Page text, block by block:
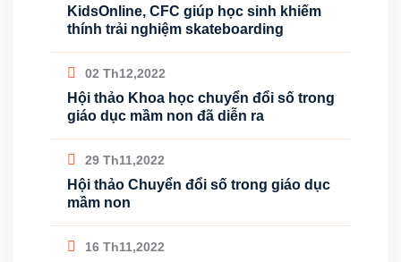
KidsOnline, CFC giúp học sinh khiếm
thính trải nghiệm skateboarding
02 Th12,2022
Hội thảo Khoa học chuyển đổi số trong
giáo dục mầm non đã diễn ra
29 Th11,2022
Hội thảo Chuyển đổi số trong giáo dục
mầm non
16 Th11,2022